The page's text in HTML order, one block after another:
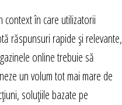
context în care utilizatorii
răspunsuri rapide și relevante,
online trebuie să
un volum tot mai mare de
soluțiile bazate pe